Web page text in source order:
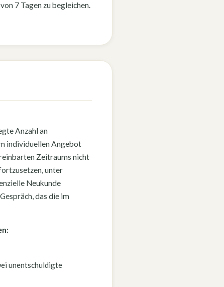
7 Tagen zu begleichen.
Anzahl an
individuellen Angebot
Zeitraums nicht
unter
Neukunde
das die im
unentschuldigte